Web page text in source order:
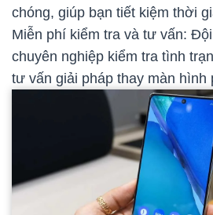
chóng, giúp bạn tiết kiệm thời
Miễn phí kiểm tra và tư vấn:
chuyên nghiệp kiểm tra tình
tư vấn giải pháp thay màn hình